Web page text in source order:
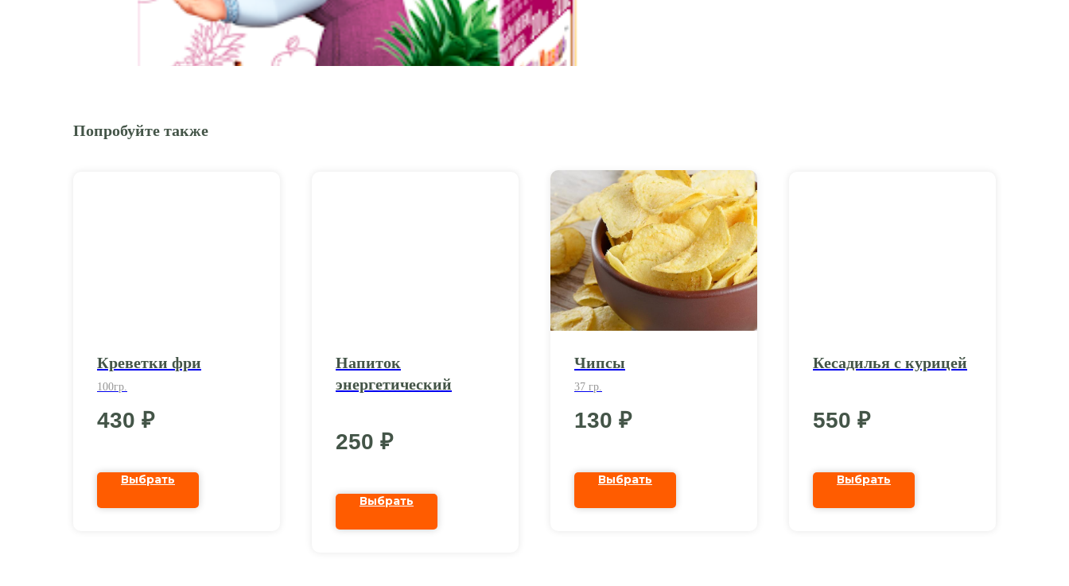
Попробуйте также
Креветки фри
100гр.
430 ₽
Выбрать
Напиток
энергетический
250 ₽
Выбрать
Чипсы
37 гр.
130 ₽
Выбрать
Кесадилья с курицей
550 ₽
Выбрать